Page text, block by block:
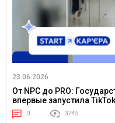
23.06.2026
От NPC до PRO:
впервые запустила
0 3745